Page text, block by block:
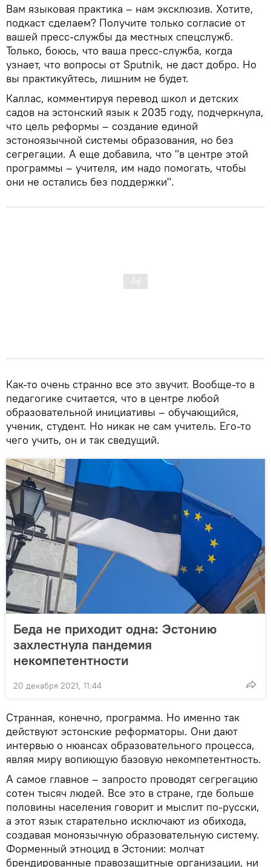
Вам языковая практика – нам эксклюзив. Хотите,
подкаст сделаем? Получите только согласие от
вашей пресс-службы да местных спецслужб.
Только, боюсь, что ваша пресс-служба, когда
узнает, что вопросы от Sputnik, не даст добро. Но
вы практикуйтесь, лишним не будет.
Каллас, комментируя перевод школ и детских
садов на эстонский язык к 2035 году, подчеркнула,
что цель реформы – создание единой
эстоноязычной системы образования, но без
сегрегации. А еще добавила, что "в центре этой
программы – учителя, им надо помогать, чтобы
они не остались без поддержки".
Как-то очень странно все это звучит. Вообще-то в
педагогике считается, что в центре любой
образовательной инициативы – обучающийся,
ученик, студент. Но никак не сам учитель. Его-то
чего учить, он и так сведущий.
Беда не приходит одна: Эстонию
захлестнула пандемия
некомпетентности
20 декабря 2021, 11:44
Странная, конечно, программа. Но именно так
действуют эстонские реформаторы. Они дают
интервью о нюансах образовательного процесса,
являя миру вопиющую базовую некомпетентность.
А самое главное – запросто проводят сегрегацию
сотен тысяч людей. Все это в стране, где больше
половины населения говорит и мыслит по-русски,
а этот язык старательно исключают из обихода,
создавая моноязычную образовательную систему.
Форменный этноцид в Эстонии: молчат
брендированные правозащитные организации, ни